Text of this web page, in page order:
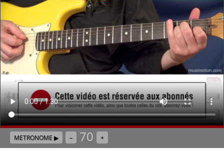
METRONOME ▶ – 70 +